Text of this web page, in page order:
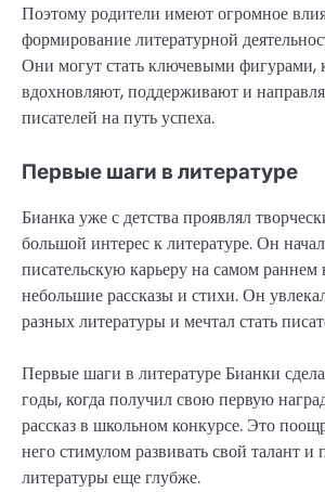
Поэтому родители имеют огромное
формирование литературной
Они могут стать ключевыми фигурами,
вдохновляют, поддерживают и
писателей на путь успеха.
Первые шаги в литературе
Бианка уже с детства проявлял
большой интерес к литературе. Он
писательскую карьеру на самом раннем
небольшие рассказы и стихи. Он
разных литературы и мечтал стать
Первые шаги в литературе Бианки
годы, когда получил свою первую
рассказ в школьном конкурсе. Это
него стимулом развивать свой талант и
литературы еще глубже.